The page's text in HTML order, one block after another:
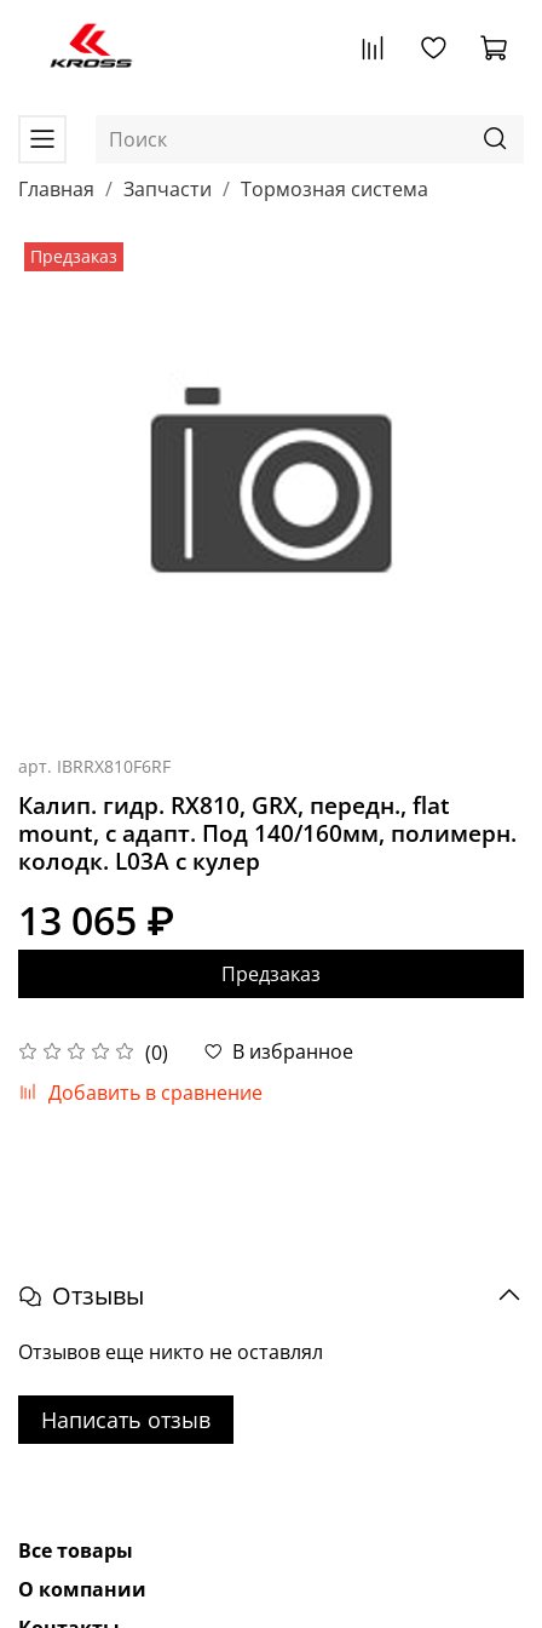
Главная Запчасти Тормозная система
Предзаказ
арт. IBRRX810F6RF
Калип. гидр. RX810, GRX, передн., flat
mount, с адапт. Под 140/160мм, полимерн.
колодк. L03A с кулер
(0)
В избранное
Добавить в сравнение
13 065 ₽
Предзаказ
Отзывы
Отзывов еще никто не оставлял
Написать отзыв
Все товары
О компании